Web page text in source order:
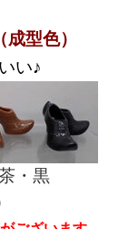
型色）
い♪
・黒